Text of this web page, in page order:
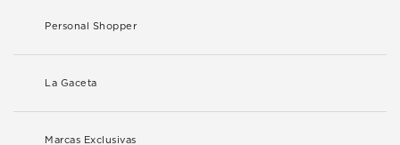
Personal Shopper
La Gaceta
Marcas Exclusivas